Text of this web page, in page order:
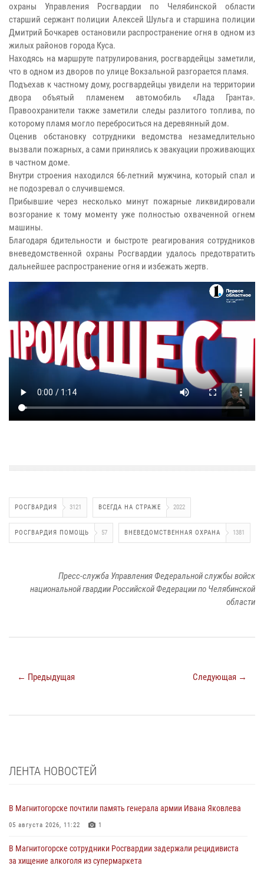
охраны Управления Росгвардии по Челябинской области
старший сержант полиции Алексей Шульга и старшина полиции
Дмитрий Бочкарев остановили распространение огня в одном из
жилых районов города Куса.
Находясь на маршруте патрулирования, росгвардейцы заметили,
что в одном из дворов по улице Вокзальной разгорается пламя.
Подъехав к частному дому, росгвардейцы увидели на территории
двора объятый пламенем автомобиль «Лада Гранта».
Правоохранители также заметили следы разлитого топлива, по
которому пламя могло переброситься на деревянный дом.
Оценив обстановку сотрудники ведомства незамедлительно
вызвали пожарных, а сами принялись к эвакуации проживающих
в частном доме.
Внутри строения находился 66-летний мужчина, который спал и
не подозревал о случившемся.
Прибывшие через несколько минут пожарные ликвидировали
возгорание к тому моменту уже полностью охваченной огнем
машины.
Благодаря бдительности и быстроте реагирования сотрудников
вневедомственной охраны Росгвардии удалось предотвратить
дальнейшее распространение огня и избежать жертв.
РОСГВАРДИЯ 3121 ВСЕГДА НА СТРАЖЕ 2022
РОСГВАРДИЯ ПОМОЩЬ 57 ВНЕВЕДОМСТВЕННАЯ ОХРАНА 1381
Пресс-служба Управления Федеральной службы войск
национальной гвардии Российской Федерации по Челябинской
области
← Предыдущая Следующая →
ЛЕНТА НОВОСТЕЙ
В Магнитогорске почтили память генерала армии Ивана Яковлева
05 августа 2026, 11:22 1
В Магнитогорске сотрудники Росгвардии задержали рецидивиста
за хищение алкоголя из супермаркета